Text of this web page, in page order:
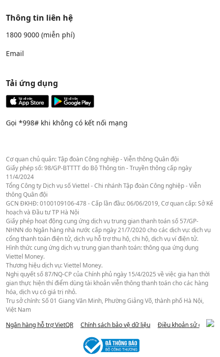
Thông tin liên hệ
1800 9000 (miễn phí)
Email
Tải ứng dụng
Gọi *998# khi không có kết nối mạng
Cơ quan chủ quản: Tập đoàn Công nghiệp - Viễn thông Quân đội
Giấy phép số: 98/GP-BTTTT do Bộ Thông tin - Truyền thông cấp ngày
11/4/2024
Tổng Công ty Dịch vụ số Viettel - Chi nhánh Tập đoàn Công nghiệp - Viễn
thông Quân đội
GCN ĐKHĐ: 0100109106-478 - Cấp lần đầu: 06/06/2019, Cơ quan cấp: Sở Kế
hoạch và Đầu tư TP Hà Nội
Giấy phép hoạt động cung ứng dịch vụ trung gian thanh toán số 57/GP-
NHNN do Ngân hàng nhà nước cấp ngày 21/7/2020 cho các dịch vụ: dịch vụ
cổng thanh toán điện tử, dịch vụ hỗ trợ thu hộ, chi hộ, dịch vụ ví điện tử.
Hình thức cung ứng dịch vụ trung gian thanh toán: thông qua ứng dụng
Viettel Money.
Thương hiệu dịch vụ: Viettel Money.
Nghị quyết số 87/NQ-CP của Chính phủ ngày 15/4/2025 về việc gia hạn thời
gian thực hiện thí điểm dùng tài khoản viễn thông thanh toán cho các hàng
hóa, dịch vụ có giá trị nhỏ.
Trụ sở chính: Số 01 Giang Văn Minh, Phường Giảng Võ, thành phố Hà Nội,
Việt Nam
Ngân hàng hỗ trợ VietQR
Chính sách bảo vệ dữ liệu Điều khoản sử dụng